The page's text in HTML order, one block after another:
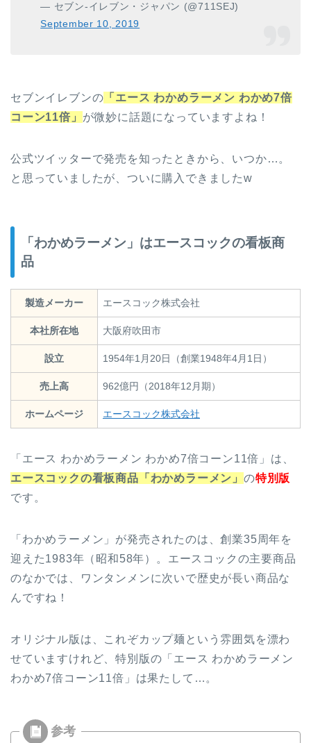
— セブン‐イレブン・ジャパン (@711SEJ)
September 10, 2019
セブンイレブンの 「エース わかめラーメン わかめ7倍
コーン11倍」 が微妙に話題になっていますよね！
公式ツイッターで発売を知ったときから、いつか…。
と思っていましたが、ついに購入できましたw
「わかめラーメン」はエースコックの看板商
品
製造メーカー エースコック株式会社
本社所在地 大阪府吹田市
設立 1954年1月20日（創業1948年4月1日）
売上高 962億円（2018年12月期）
ホームページ エースコック株式会社
「エース わかめラーメン わかめ7倍コーン11倍」は、
エースコックの看板商品「わかめラーメン」 の特別版
です。
「わかめラーメン」が発売されたのは、創業35周年を
迎えた1983年（昭和58年）。エースコックの主要商品
のなかでは、ワンタンメンに次いで歴史が長い商品な
んですね！
オリジナル版は、これぞカップ麺という雰囲気を漂わ
せていますけれど、特別版の「エース わかめラーメン
わかめ7倍コーン11倍」は果たして…。